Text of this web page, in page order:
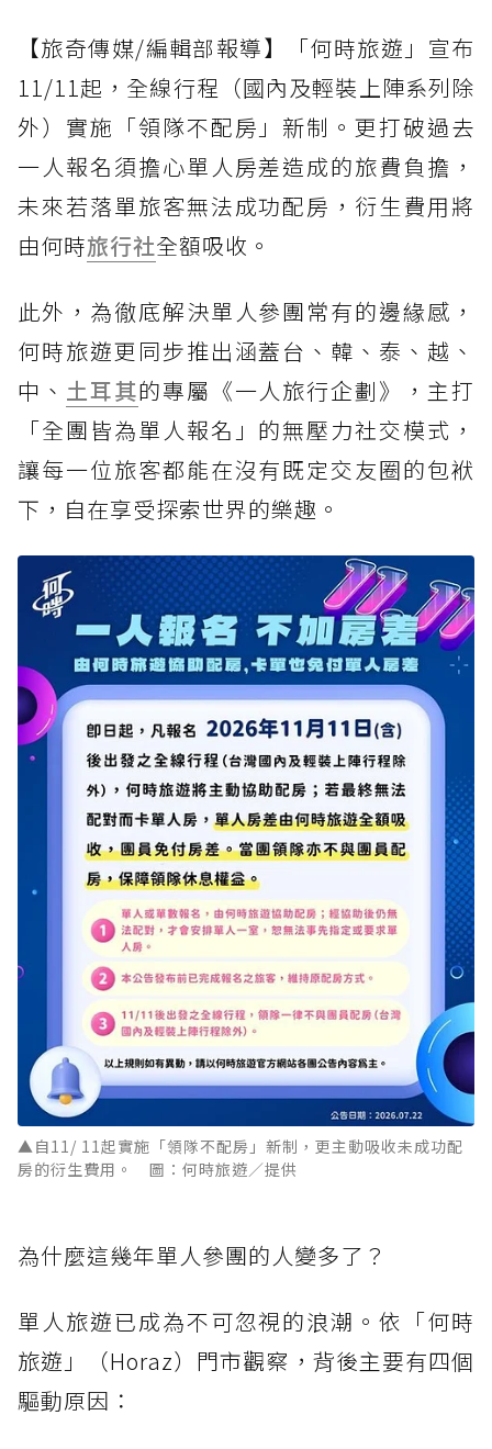
【旅奇傳媒/編輯部報導】「何時旅遊」宣布
11/11起，全線行程（國內及輕裝上陣系列除
外）實施「領隊不配房」新制。更打破過去
一人報名須擔心單人房差造成的旅費負擔，
未來若落單旅客無法成功配房，衍生費用將
由何時旅行社全額吸收。
此外，為徹底解決單人參團常有的邊緣感，
何時旅遊更同步推出涵蓋台、韓、泰、越、
中、 土耳其的專屬《一人旅行企劃》，主打
「全團皆為單人報名」的無壓力社交模式，
讓每一位旅客都能在沒有既定交友圈的包袱
下，自在享受探索世界的樂趣。
▲自11/ 11起實施「領隊不配房」新制，更主動吸收未成功配
房的衍生費用。 圖：何時旅遊／提供
為什麼這幾年單人參團的人變多了？
單人旅遊已成為不可忽視的浪潮。依「何時
旅遊」（Horaz）門市觀察，背後主要有四個
驅動原因：